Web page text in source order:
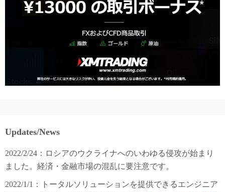
Updates/News
2022/2/24：ロシアのウクライナへのいわゆる侵攻が始まり
ました。経済・金融市場の混乱に要注意です。
2022/1/1：トータルソリューションを提供できるエンジニア